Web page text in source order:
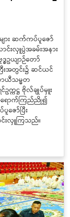
ား ဆက်ကပ်ပူဇော်
ာင်းလှူပွဲအခမ်းအနား
ဥယျာဉ်တော်
းအတွင်း၌ ဆင်ယင်
ာယီသမ္မတ
က္ကဋ္ဌ ဗိုလ်ချုပ်မှူး
ရောက်ကြည်ညို၍
ော်ပြီး
င်းလှူကြသည်။